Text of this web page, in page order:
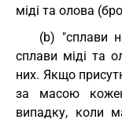
міді та олова
(b) "сплави
сплави міді та
них. Якщо
за масою
випадку, коли